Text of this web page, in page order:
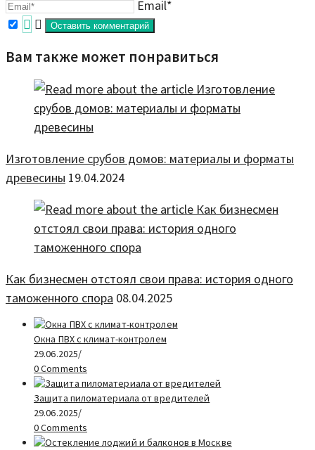
Email*
Вам также может понравиться
Изготовление срубов домов: материалы и форматы
древесины 19.04.2024
Как бизнесмен отстоял свои права: история одного
таможенного спора 08.04.2025
Окна ПВХ с климат-контролем
29.06.2025/
0 Comments
Защита пиломатериала от вредителей
29.06.2025/
0 Comments